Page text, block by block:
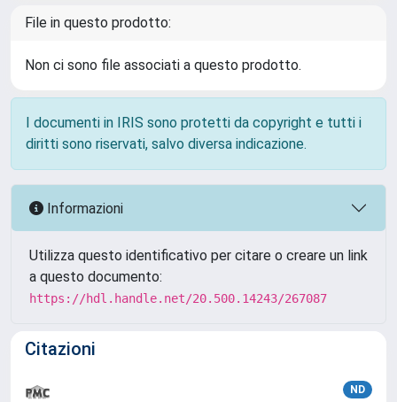
File in questo prodotto:
Non ci sono file associati a questo prodotto.
I documenti in IRIS sono protetti da copyright e tutti i
diritti sono riservati, salvo diversa indicazione.
Informazioni
Utilizza questo identificativo per citare o creare un link
a questo documento:
https://hdl.handle.net/20.500.14243/267087
Citazioni
ND